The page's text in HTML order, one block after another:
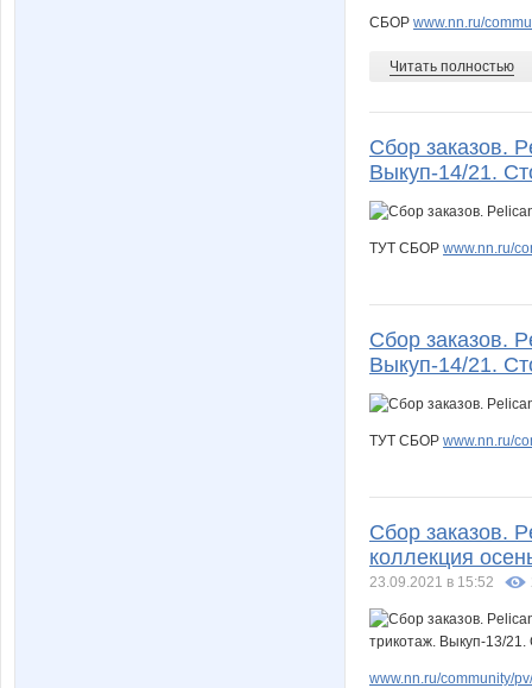
СБОР www.nn.ru/
Читать полностью
Сбор заказов.
Выкуп-14/21.
ТУТ СБОР www.nn.ru/
Сбор заказов.
Выкуп-14/21.
ТУТ СБОР www.nn.ru/
Сбор заказов.
коллекция
23.09.2021 в 15:52
www.nn.ru/community/